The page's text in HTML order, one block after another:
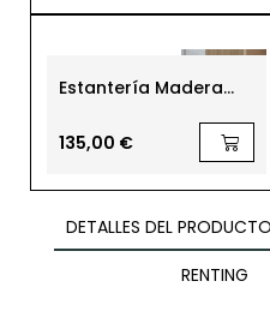
Estantería Madera
135,00 €
DETALLES DEL PRODUCTO
RENTING